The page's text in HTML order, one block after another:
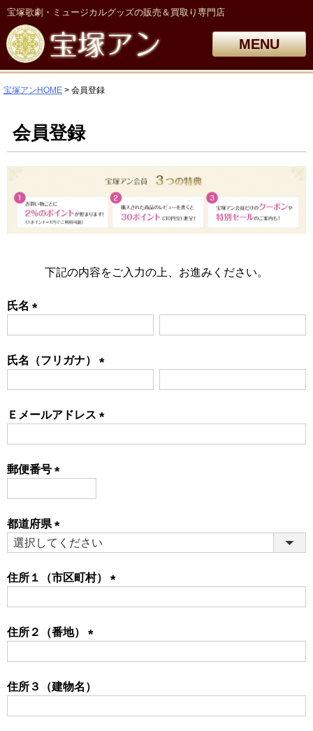
宝塚歌劇・ミュージカルグッズの販売＆買取り専門店
MENU
宝塚アンHOME 会員登録
会員登録
下記の内容をご入力の上、お進みください。
氏名
氏名（フリガナ）
Ｅメールアドレス
郵便番号
都道府県
(必
住所１（市区町村）
住所２（番地）
住所３（建物名）